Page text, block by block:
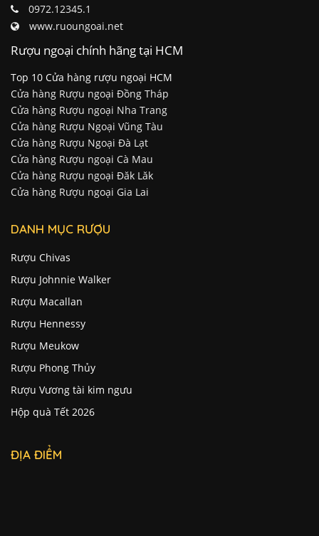
0972.12345.1
www.ruoungoai.net
Rượu ngoại chính hãng tại HCM
Top 10 Cửa hàng rượu ngoại HCM
Cửa hàng Rượu ngoại Đồng Tháp
Cửa hàng Rượu ngoại Nha Trang
Cửa hàng Rượu Ngoại Vũng Tàu
Cửa hàng Rượu Ngoại Đà Lạt
Cửa hàng Rượu ngoại Cà Mau
Cửa hàng Rượu ngoại Đăk Lăk
Cửa hàng Rượu ngoại Gia Lai
DANH MỤC RƯỢU
Rượu Chivas
Rượu Johnnie Walker
Rượu Macallan
Rượu Hennessy
Rượu Meukow
Rượu Phong Thủy
Rượu Vương tài kim ngưu
Hộp quà Tết 2026
ĐỊA ĐIỂM